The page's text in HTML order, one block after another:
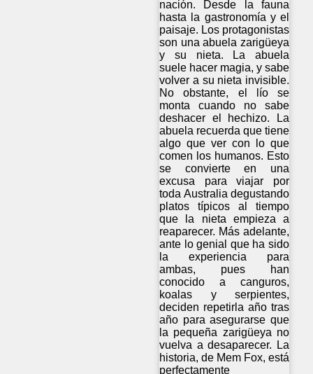
nación. Desde la fauna
hasta la gastronomía y el
paisaje. Los protagonistas
son una abuela zarigüeya
y su nieta. La abuela
suele hacer magia, y sabe
volver a su nieta invisible.
No obstante, el lío se
monta cuando no sabe
deshacer el hechizo. La
abuela recuerda que tiene
algo que ver con lo que
comen los humanos. Esto
se convierte en una
excusa para viajar por
toda Australia degustando
platos típicos al tiempo
que la nieta empieza a
reaparecer. Más adelante,
ante lo genial que ha sido
la experiencia para
ambas, pues han
conocido a canguros,
koalas y serpientes,
deciden repetirla año tras
año para asegurarse que
la pequeña zarigüeya no
vuelva a desaparecer. La
historia, de Mem Fox, está
perfectamente